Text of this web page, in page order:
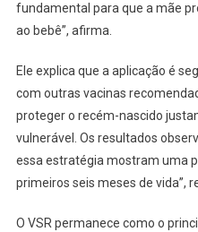
fundamental para que a mãe
ao bebê”, afirma.
Ele explica que a aplicação é
com outras vacinas
proteger o recém-nascido
vulnerável. Os resultados
essa estratégia mostram uma
primeiros seis meses de vida”,
O VSR permanece como o